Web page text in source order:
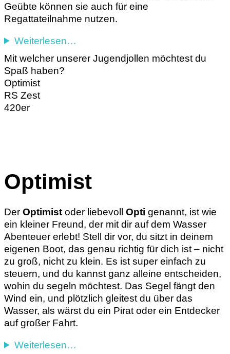
Geübte können sie auch für eine
Regattateilnahme nutzen.
Weiterlesen…
Mit welcher unserer Jugendjollen möchtest du
Spaß haben?
Optimist
RS Zest
420er
Optimist
Der Optimist oder liebevoll Opti genannt, ist wie
ein kleiner Freund, der mit dir auf dem Wasser
Abenteuer erlebt! Stell dir vor, du sitzt in deinem
eigenen Boot, das genau richtig für dich ist – nicht
zu groß, nicht zu klein. Es ist super einfach zu
steuern, und du kannst ganz alleine entscheiden,
wohin du segeln möchtest. Das Segel fängt den
Wind ein, und plötzlich gleitest du über das
Wasser, als wärst du ein Pirat oder ein Entdecker
auf großer Fahrt.
Weiterlesen…